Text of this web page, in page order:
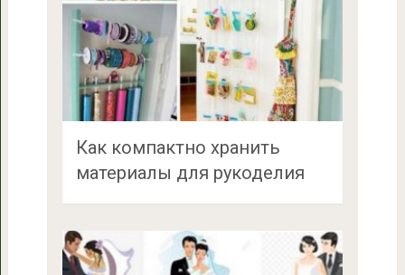
Как компактно хранить
материалы для рукоделия